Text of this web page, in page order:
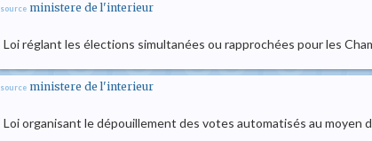
source ministere de l'interieur
Loi réglant les élections simultanées ou rapprochées pour les
source ministere de l'interieur
Loi organisant le dépouillement des votes automatisés au